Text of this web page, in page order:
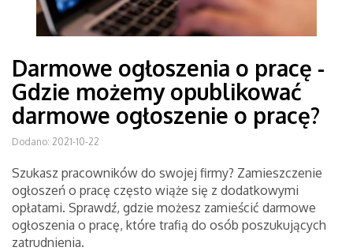
Darmowe ogłoszenia o pracę -
Gdzie możemy opublikować
darmowe ogłoszenie o pracę?
Dodano: 2021-10-22
Szukasz pracowników do swojej firmy? Zamieszczenie
ogłoszeń o pracę często wiąże się z dodatkowymi
opłatami. Sprawdź, gdzie możesz zamieścić darmowe
ogłoszenia o pracę, które trafią do osób poszukujących
zatrudnienia.